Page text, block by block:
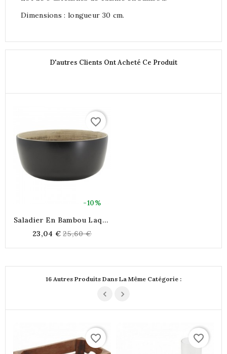
Dimensions : longueur 30 cm.
D'autres Clients Ont Acheté Ce Produit
-10%
favorite_border
Saladier En Bambou Laqué
23,04 € Regular
price
25,60 €
16 Autres Produits Dans La Même Catégorie :
favorite_border favorite_border